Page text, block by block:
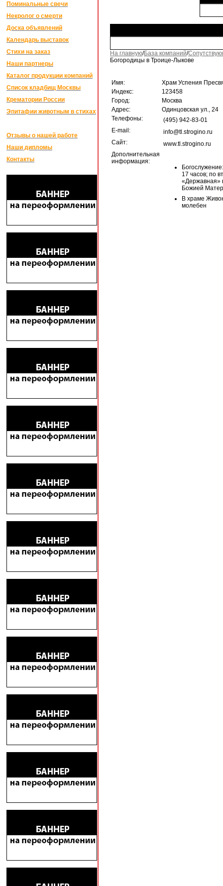
Поминальные свечи
Некролог о смерти
Доска объявлений
Календарь выставок
Стихи на заказ
Наши партнеры
Каталог продукции компаний
Список кладбищ Москвы
Крематории России
Эпитафии животным в стихах
Отзывы о нашей работе
Наши дипломы
Контакты
На главную/База компаний/
Богородицы в Троице-Лыкове
Имя:
Храм Успения
Индекс:
123458
Город:
Москва
Адрес:
Одинцовская ул., 24
Телефоны:
(495) 942-83-01
E-mail:
info@tl.strogino.ru
Сайт:
www.tl.strogino.ru
Дополнительная
информация:
17 часов; по
«Державная»
Божией
В храме
молебен